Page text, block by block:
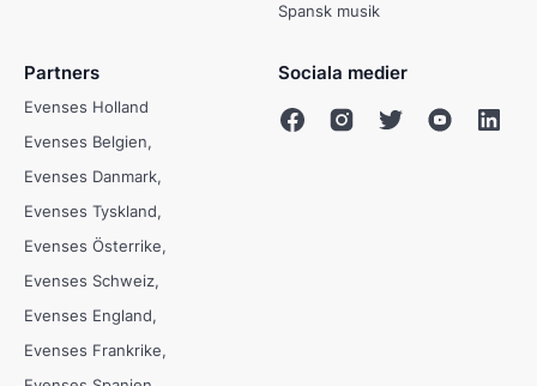
Spansk musik
Partners
Evenses Holland
Evenses Belgien
Evenses Danmark
Evenses Tyskland
Evenses Österrike
Evenses Schweiz
Evenses England
Evenses Frankrike
Sociala medier